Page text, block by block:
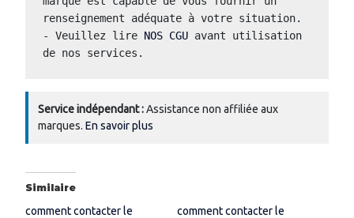
renseignement adéquate à votre situation.
- Veuillez lire NOS CGU avant utilisation
de nos services.
Service indépendant :Assistance non affiliée aux
marques. En savoir plus
Similaire
comment contacter le
comment contacter le